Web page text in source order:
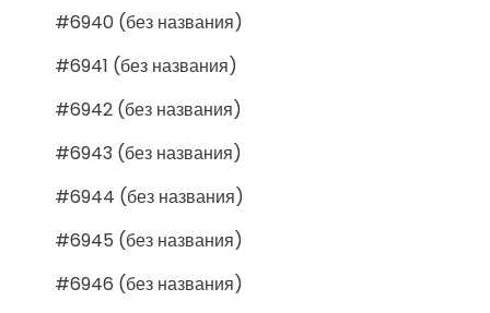
#6940 (без названия)
#6941 (без названия)
#6942 (без названия)
#6943 (без названия)
#6944 (без названия)
#6945 (без названия)
#6946 (без названия)